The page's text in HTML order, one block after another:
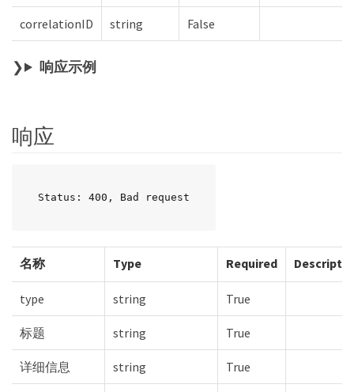
correlationID string False
响应示例
响应
Status: 400, Bad request
名称 Type Required
type string True
标题 string True
详细信息 string True